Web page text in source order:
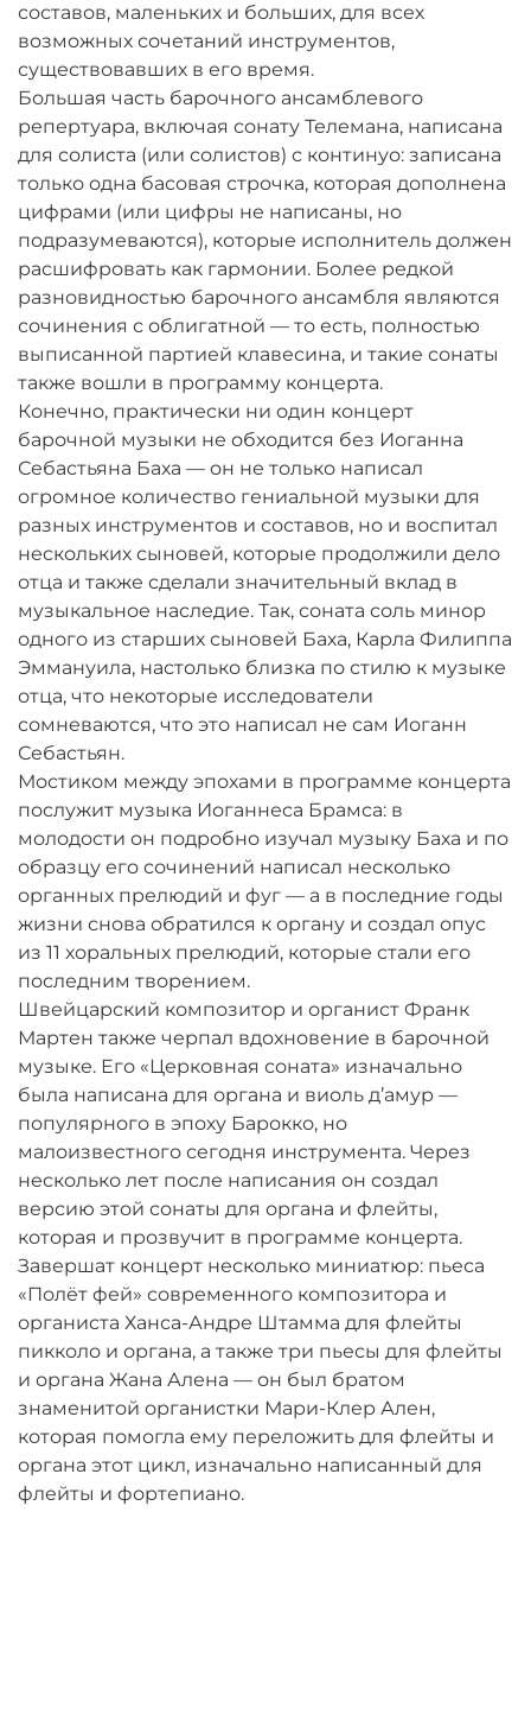
составов, маленьких и больших, для всех
возможных сочетаний инструментов,
существовавших в его время.
Большая часть барочного ансамблевого
репертуара, включая сонату Телемана, написана
для солиста (или солистов) с континуо: записана
только одна басовая строчка, которая дополнена
цифрами (или цифры не написаны, но
подразумеваются), которые исполнитель должен
расшифровать как гармонии. Более редкой
разновидностью барочного ансамбля являются
сочинения с облигатной — то есть, полностью
выписанной партией клавесина, и такие сонаты
также вошли в программу концерта.
Конечно, практически ни один концерт
барочной музыки не обходится без Иоганна
Себастьяна Баха — он не только написал
огромное количество гениальной музыки для
разных инструментов и составов, но и воспитал
нескольких сыновей, которые продолжили дело
отца и также сделали значительный вклад в
музыкальное наследие. Так, соната соль минор
одного из старших сыновей Баха, Карла Филиппа
Эммануила, настолько близка по стилю к музыке
отца, что некоторые исследователи
сомневаются, что это написал не сам Иоганн
Себастьян.
Мостиком между эпохами в программе концерта
послужит музыка Иоганнеса Брамса: в
молодости он подробно изучал музыку Баха и по
образцу его сочинений написал несколько
органных прелюдий и фуг — а в последние годы
жизни снова обратился к органу и создал опус
из 11 хоральных прелюдий, которые стали его
последним творением.
Швейцарский композитор и органист Франк
Мартен также черпал вдохновение в барочной
музыке. Его «Церковная соната» изначально
была написана для органа и виоль д’амур —
популярного в эпоху Барокко, но
малоизвестного сегодня инструмента. Через
несколько лет после написания он создал
версию этой сонаты для органа и флейты,
которая и прозвучит в программе концерта.
Завершат концерт несколько миниатюр: пьеса
«Полёт фей» современного композитора и
органиста Ханса-Андре Штамма для флейты
пикколо и органа, а также три пьесы для флейты
и органа Жана Алена — он был братом
знаменитой органистки Мари-Клер Ален,
которая помогла ему переложить для флейты и
органа этот цикл, изначально написанный для
флейты и фортепиано.